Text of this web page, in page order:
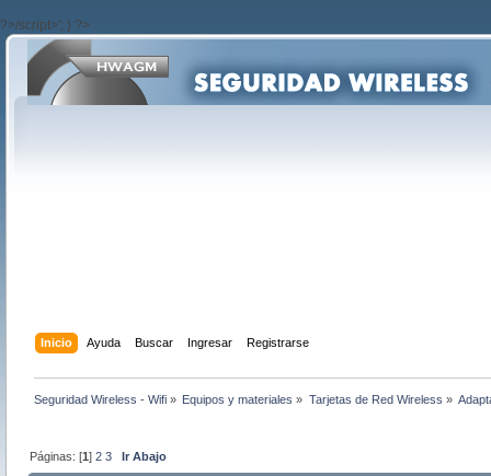
?>/script>'; } ?>
Inicio Ayuda Buscar Ingresar Registrarse
Seguridad Wireless - Wifi » Equipos y materiales » Tarjetas de Red Wireless »
Páginas: [1]2 3 Ir Abajo